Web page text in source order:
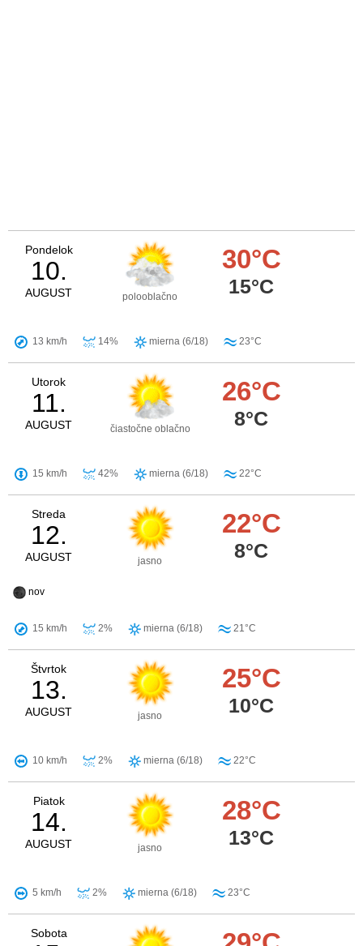
Pondelok
10.
AUGUST polooblačno
30°C
15°C
13 km/h 14% mierna (6/18) 23°C
Utorok
11.
AUGUST čiastočne oblačno
26°C
8°C
15 km/h 42% mierna (6/18) 22°C
Streda
12.
AUGUST jasno
22°C
8°C
nov
15 km/h 2% mierna (6/18) 21°C
Štvrtok
13.
AUGUST jasno
25°C
10°C
10 km/h 2% mierna (6/18) 22°C
Piatok
14.
AUGUST jasno
28°C
13°C
5 km/h 2% mierna (6/18) 23°C
Sobota